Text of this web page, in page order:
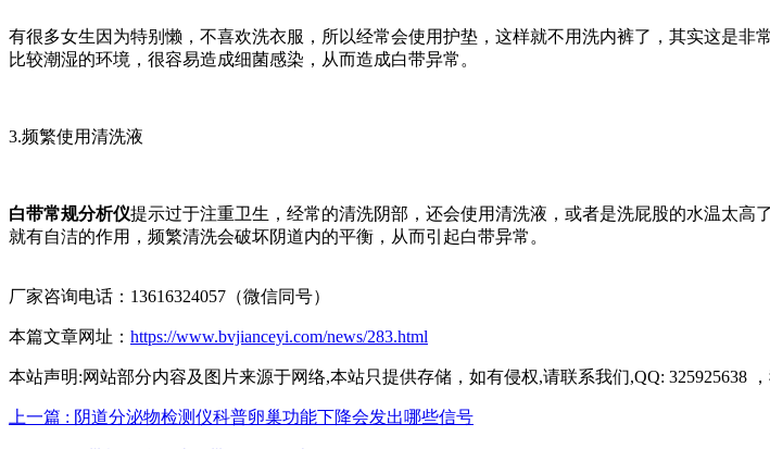
有很多女生因为特别懒，不喜欢洗衣服，所以经常会使用护垫，这样就不用洗内裤了，其实这是
比较潮湿的环境，很容易造成细菌感染，从而造成白带异常。
3.频繁使用清洗液
白带常规分析仪提示过于注重卫生，经常的清洗阴部，还会使用清洗液，或者是洗屁股的水温太
就有自洁的作用，频繁清洗会破坏阴道内的平衡，从而引起白带异常。
厂家咨询电话：13616324057（微信同号）
本篇文章网址： https://www.bvjianceyi.com/news/283.html
本站声明:网站部分内容及图片来源于网络,本站只提供存储，如有侵权,请联系我们,QQ: 325925638
上一篇 : 阴道分泌物检测仪科普卵巢功能下降会发出哪些信号